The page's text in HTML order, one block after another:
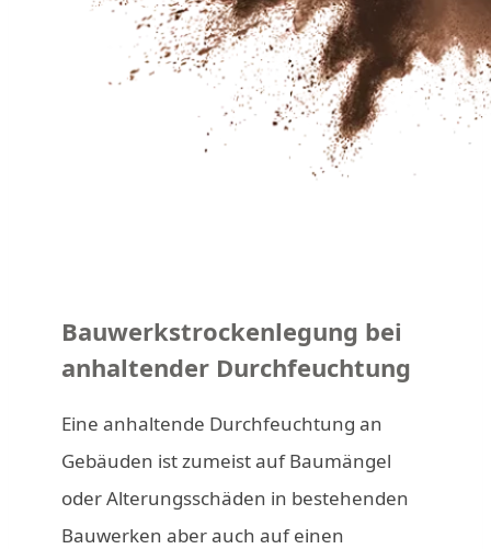
Bauwerkstrockenlegung bei
anhaltender Durchfeuchtung
Eine anhaltende Durchfeuchtung an
Gebäuden ist zumeist auf Baumängel
oder Alterungsschäden in bestehenden
Bauwerken aber auch auf einen